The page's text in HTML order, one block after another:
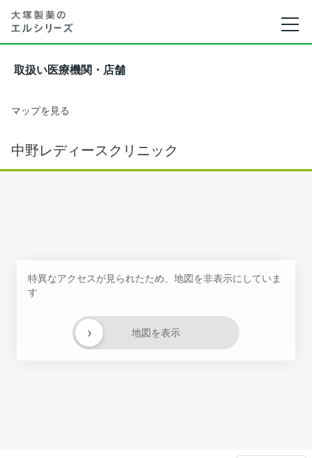
取扱い医療機関・店舗
マップを見る
中野レディースクリニック
特異なアクセスが見られたため、地図を非表示にしていま
す
地図を表示
›